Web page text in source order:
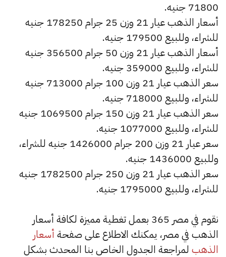
71800 جنيه.
أسعار الذهب عيار 21 وزن 25 جرام 178250 جنيه
للشراء، وللبيع 179500 جنيه.
أسعار الذهب عيار 21 وزن 50 جرام 356500 جنيه
للشراء، وللبيع 359000 جنيه.
سعر الذهب عيار 21 وزن 100 جرام 713000 جنيه
للشراء، وللبيع 718000 جنيه.
سعر الذهب عيار 21 وزن 150 جرام 1069500 جنيه
للشراء، وللبيع 1077000 جنيه.
سعر عيار 21 وزن 200 جرام 1426000 جنيه للشراء،
وللبيع 1436000 جنيه.
سعر الذهب عيار 21 وزن 250 جرام 1782500 جنيه
للشراء، وللبيع 1795000 جنيه.
نقوم في مصر 365 بعمل تغطية مميزة لكافة أسعار
الذهب في مصر، يمكنك الاطلاع على صفحة أسعار
الذهب لمراجعة الجدول الخاص بنا المحدث بشكل